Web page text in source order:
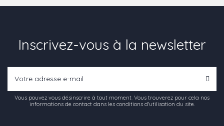
Inscrivez-vous à la newsletter
Vous pouvez vous désinscrire à tout moment. Vous trouverez pour cela nos
informations de contact dans les conditions d'utilisation du site.